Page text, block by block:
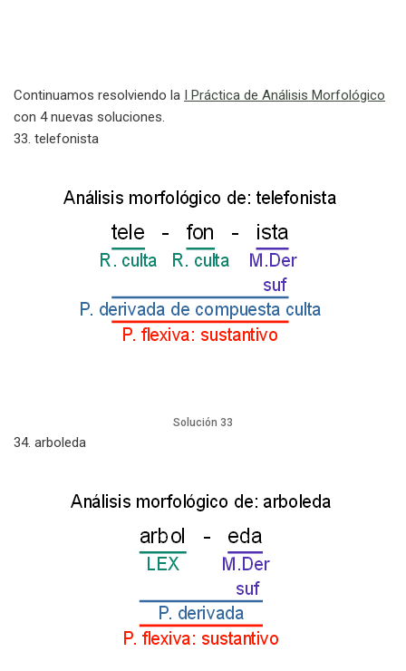
Continuamos resolviendo la I Práctica de Análisis Morfológico
con 4 nuevas soluciones.
33. telefonista
Solución 33
34. arboleda